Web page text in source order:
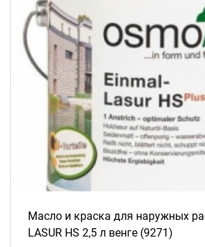
Масло и краска для наружных
LASUR HS 2,5 л венге (9271)